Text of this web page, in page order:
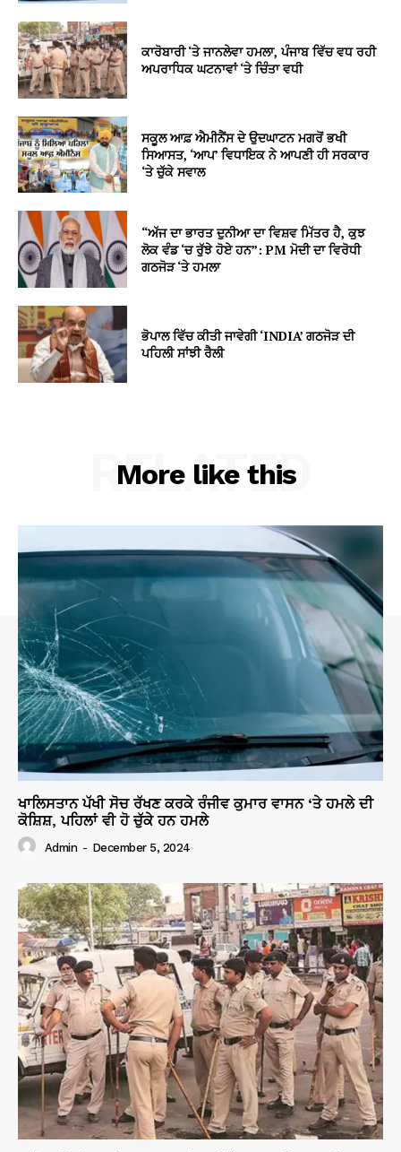
ਕਾਰੋਬਾਰੀ ‘ਤੇ ਜਾਨਲੇਵਾ ਹਮਲਾ, ਪੰਜਾਬ ਵਿੱਚ ਵਧ ਰਹੀ
ਅਪਰਾਧਿਕ ਘਟਨਾਵਾਂ ‘ਤੇ ਚਿੰਤਾ ਵਧੀ
ਸਕੂਲ ਆਫ਼ ਐਮੀਨੈਂਸ ਦੇ ਉਦਘਾਟਨ ਮਗਰੋਂ ਭਖੀ
ਸਿਆਸਤ, ‘ਆਪ’ ਵਿਧਾਇਕ ਨੇ ਆਪਣੀ ਹੀ ਸਰਕਾਰ
‘ਤੇ ਚੁੱਕੇ ਸਵਾਲ
“ਅੱਜ ਦਾ ਭਾਰਤ ਦੁਨੀਆ ਦਾ ਵਿਸ਼ਵ ਮਿੱਤਰ ਹੈ, ਕੁਝ
ਲੋਕ ਵੰਡ ‘ਚ ਰੁੱਝੇ ਹੋਏ ਹਨ”: PM ਮੋਦੀ ਦਾ ਵਿਰੋਧੀ
ਗਠਜੋੜ ‘ਤੇ ਹਮਲਾ
ਭੋਪਾਲ ਵਿੱਚ ਕੀਤੀ ਜਾਵੇਗੀ ‘INDIA’ ਗਠਜੋੜ ਦੀ
ਪਹਿਲੀ ਸਾਂਝੀ ਰੈਲੀ
More like this
RELATED
ਖਾਲਿਸਤਾਨ ਪੱਖੀ ਸੋਚ ਰੱਖਣ ਕਰਕੇ ਰੰਜੀਵ ਕੁਮਾਰ ਵਾਸਨ ‘ਤੇ ਹਮਲੇ ਦੀ
ਕੋਸ਼ਿਸ਼, ਪਹਿਲਾਂ ਵੀ ਹੋ ਚੁੱਕੇ ਹਨ ਹਮਲੇ
Admin - December 5, 2024